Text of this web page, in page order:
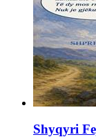
Shyqyri